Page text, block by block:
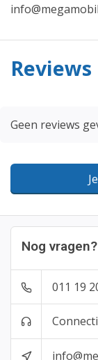
Nog
011 19
Reviews
Geen reviews